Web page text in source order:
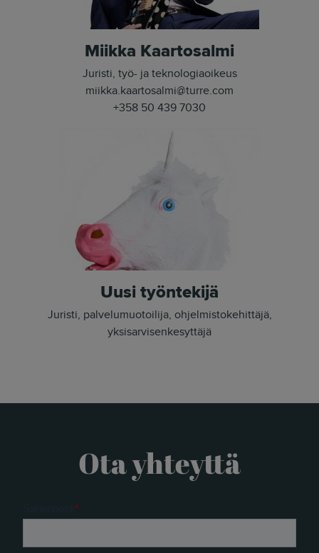
Miikka Kaartosalmi
Juristi, työ- ja teknologiaoikeus
miikka.kaartosalmi@turre.com
+358 50 439 7030
Uusi työntekijä
Juristi, palvelumuotoilija, ohjelmistokehittäjä,
yksisarvisenkesyttäjä
Ota yhteyttä